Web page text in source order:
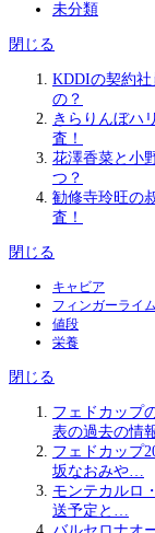
未分類
閉じる
KDDIの契約社
の？
きらりんぼハ
査！
花澤香菜と小
つ？
勧修寺玲旺の
査！
閉じる
キャビア
フィンガーライム
値段
栄養
閉じる
フェドカップ
表の過去の情
フェドカップ
坂なおみや…
モンテカルロ
送予定と…